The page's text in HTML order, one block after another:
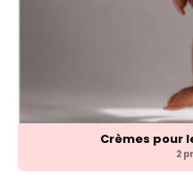
Crèmes pour
2